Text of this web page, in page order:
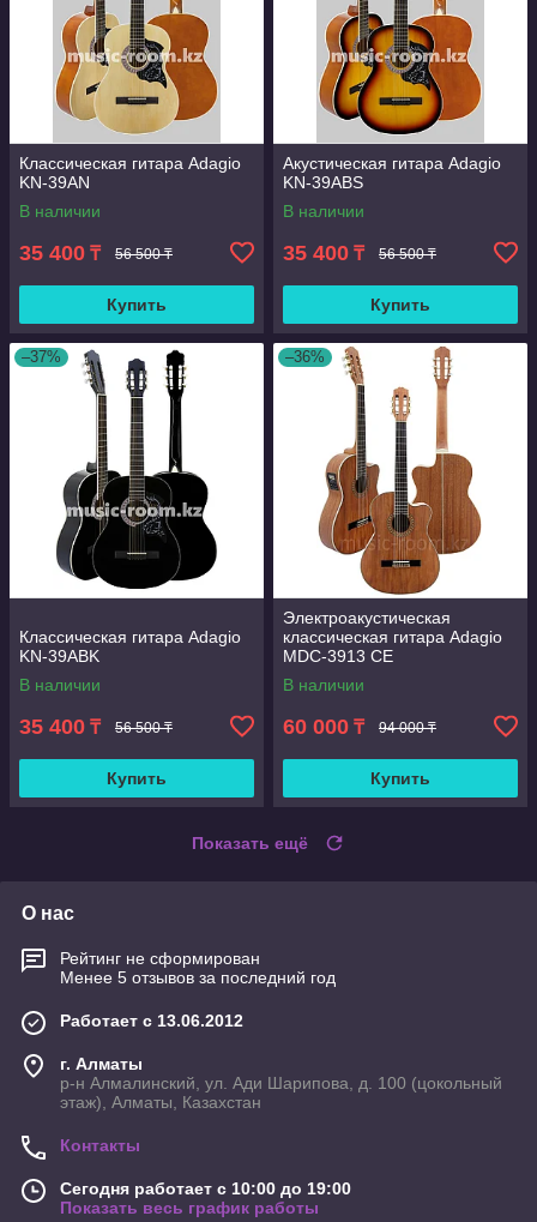
Классическая гитара Adagio
KN-39AN
В наличии
35 400 ₸ 56 500 ₸
Купить
Акустическая гитара Adagio
KN-39ABS
В наличии
35 400 ₸ 56 500 ₸
Купить
–37%
Классическая гитара Adagio
KN-39ABK
В наличии
35 400 ₸ 56 500 ₸
Купить
–36%
Электроакустическая
классическая гитара Adagio
MDC-3913 CЕ
В наличии
60 000 ₸ 94 000 ₸
Купить
Показать ещё
О нас
Рейтинг не сформирован
Менее 5 отзывов за последний год
Работает с 13.06.2012
г. Алматы
р-н Алмалинский, ул. Ади Шарипова, д. 100 (цокольный
этаж), Алматы, Казахстан
Контакты
Сегодня работает с 10:00 до 19:00
Показать весь график работы